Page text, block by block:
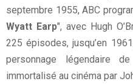
septembre 1955, ABC
Wyatt Earp", avec Hugh
225 épisodes, jusqu’en
personnage légendaire
immortalisé au cinéma par